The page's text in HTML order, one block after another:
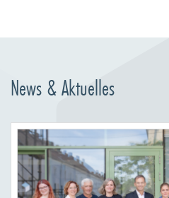
News & Aktuelles